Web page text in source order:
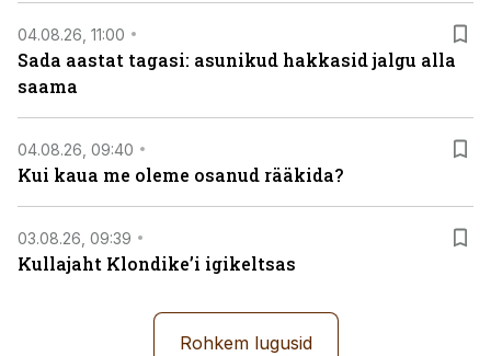
04.08.26, 11:00
Sada aastat tagasi: asunikud hakkasid jalgu alla
saama
04.08.26, 09:40
Kui kaua me oleme osanud rääkida?
03.08.26, 09:39
Kullajaht Klondike’i igikeltsas
Rohkem lugusid